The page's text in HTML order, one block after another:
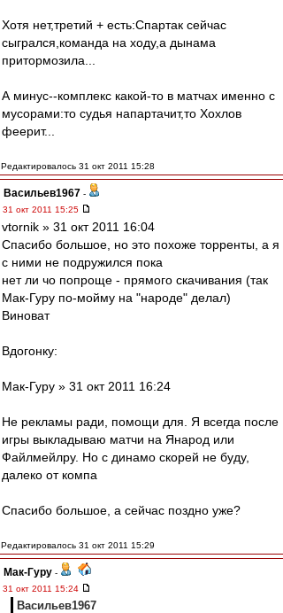
Хотя нет,третий + есть:Спартак сейчас
сыгрался,команда на ходу,а дынама
притормозила...
А минус--комплекс какой-то в матчах именно с
мусорами:то судья напартачит,то Хохлов
феерит...
Редактировалось 31 окт 2011 15:28
Васильев1967 -
31 окт 2011 15:25
vtornik » 31 окт 2011 16:04
Спасибо большое, но это похоже торренты, а я
с ними не подружился пока
нет ли чо попроще - прямого скачивания (так
Мак-Гуру по-мойму на "народе" делал)
Виноват
Вдогонку:
Мак-Гуру » 31 окт 2011 16:24
Не рекламы ради, помощи для. Я всегда после
игры выкладываю матчи на Янарод или
Файлмейлру. Но с динамо скорей не буду,
далеко от компа
Спасибо большое, а сейчас поздно уже?
Редактировалось 31 окт 2011 15:29
Мак-Гуру -
31 окт 2011 15:24
Васильев1967